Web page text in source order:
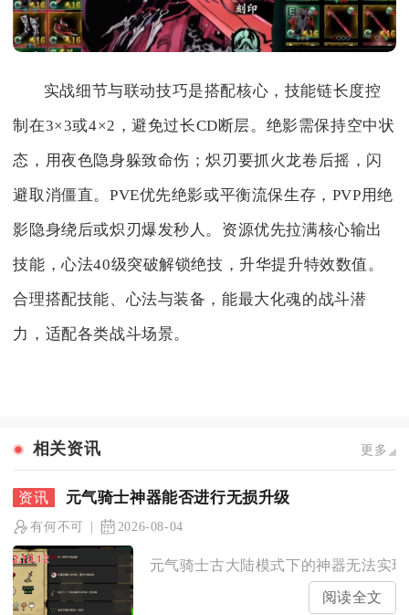
实战细节与联动技巧是搭配核心，技能链长度控
制在3×3或4×2，避免过长CD断层。绝影需保持空中状
态，用夜色隐身躲致命伤；炽刃要抓火龙卷后摇，闪
避取消僵直。PVE优先绝影或平衡流保生存，PVP用绝
影隐身绕后或炽刃爆发秒人。资源优先拉满核心输出
技能，心法40级突破解锁绝技，升华提升特效数值。
合理搭配技能、心法与装备，能最大化魂的战斗潜
力，适配各类战斗场景。
相关资讯 更多
元气骑士神器能否进行无损升级
有何不可 2026-08-04
元气骑士古大陆模式下的神器无法实
阅读全文